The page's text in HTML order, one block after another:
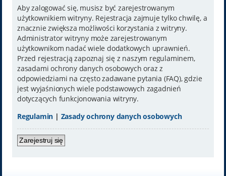
Aby zalogować się, musisz być zarejestrowanym
użytkownikiem witryny. Rejestracja zajmuje tylko chwilę, a
znacznie zwiększa możliwości korzystania z witryny.
Administrator witryny może zarejestrowanym
użytkownikom nadać wiele dodatkowych uprawnień.
Przed rejestracją zapoznaj się z naszym regulaminem,
zasadami ochrony danych osobowych oraz z
odpowiedziami na często zadawane pytania (FAQ), gdzie
jest wyjaśnionych wiele podstawowych zagadnień
dotyczących funkcjonowania witryny.
Regulamin | Zasady ochrony danych osobowych
Zarejestruj się